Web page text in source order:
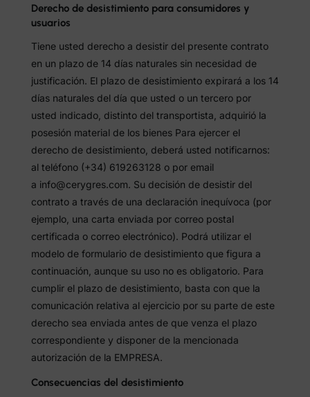
Derecho de desistimiento para consumidores y
usuarios
Tiene usted derecho a desistir del presente contrato
en un plazo de 14 días naturales sin necesidad de
justificación. El plazo de desistimiento expirará a los 14
días naturales del día que usted o un tercero por
usted indicado, distinto del transportista, adquirió la
posesión material de los bienes Para ejercer el
derecho de desistimiento, deberá usted notificarnos:
al teléfono (+34) 619263128 o por email
a info@cerygres.com. Su decisión de desistir del
contrato a través de una declaración inequívoca (por
ejemplo, una carta enviada por correo postal
certificada o correo electrónico). Podrá utilizar el
modelo de formulario de desistimiento que figura a
continuación, aunque su uso no es obligatorio. Para
cumplir el plazo de desistimiento, basta con que la
comunicación relativa al ejercicio por su parte de este
derecho sea enviada antes de que venza el plazo
correspondiente y disponer de la mencionada
autorización de la EMPRESA.
Consecuencias del desistimiento